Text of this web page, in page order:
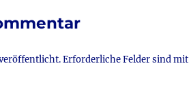
o
k
Erforderliche Felder sind mit